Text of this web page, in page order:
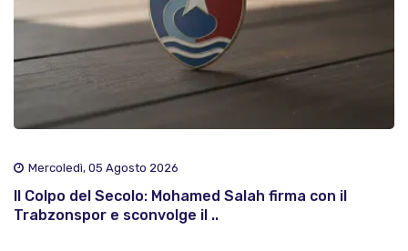
Mercoledì, 05 Agosto 2026
Il Colpo del Secolo: Mohamed Salah firma con il
Trabzonspor e sconvolge il ..